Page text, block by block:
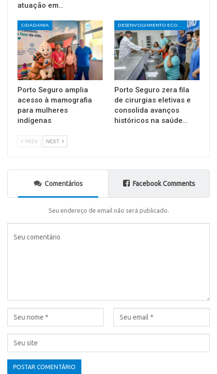
atuação em…
CIDADANIA
Porto Seguro amplia
acesso à mamografia
para mulheres
indígenas
Porto Seguro zera fila
de cirurgias eletivas e
consolida avanços
históricos na saúde…
PREV NEXT
Comentários Facebook Comments
Seu endereço de email não será publicado.